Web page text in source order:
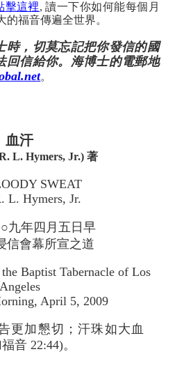
擊這裡, 讀一下你如何能每個月
的福音傳遍全世界。
時，切莫忘記把你發信的國
回信給你。海博士的電郵地
。
血汗
L. Hymers, Jr.) 著
SWEAT
L. Hymers, Jr.
九年四月五日早
信會幕所宣之道
Baptist Tabernacle of Los
Angeles
April 5, 2009
更加懇切；汗珠如大血
音 22:44)。